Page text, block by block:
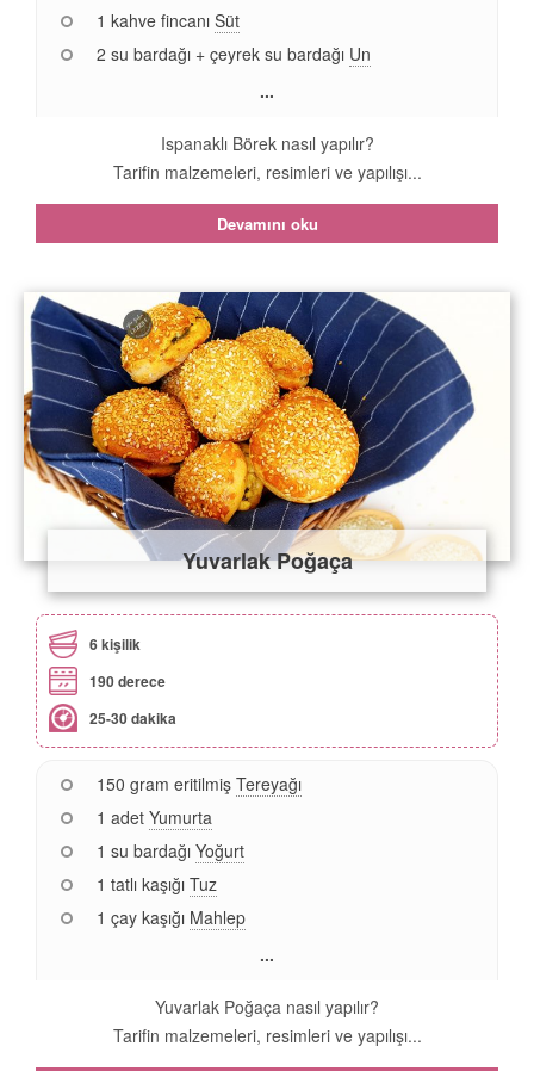
1 kahve fincanı Süt
2 su bardağı + çeyrek su bardağı Un
...
Ispanaklı Börek nasıl yapılır?
Tarifin malzemeleri, resimleri ve yapılışı...
Devamını oku
Yuvarlak Poğaça
6 kişilik
190 derece
25-30 dakika
150 gram eritilmiş Tereyağı
1 adet Yumurta
1 su bardağı Yoğurt
1 tatlı kaşığı Tuz
1 çay kaşığı Mahlep
...
Yuvarlak Poğaça nasıl yapılır?
Tarifin malzemeleri, resimleri ve yapılışı...